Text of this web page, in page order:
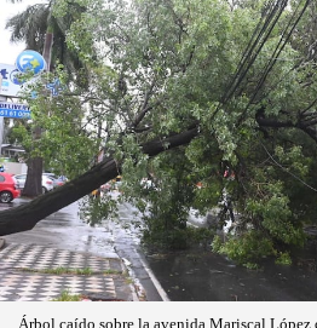
Árbol caído sobre la avenida Mariscal López